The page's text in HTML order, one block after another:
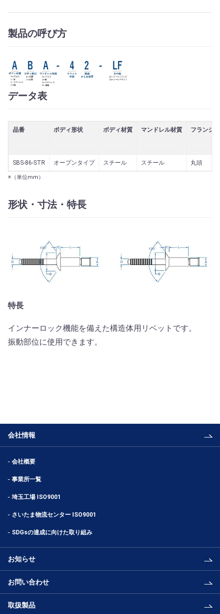
製品の呼び方
データ表
品番 ボディ形状 ボディ材質 マンドレル材質 フランジ
SBS-86-STR オープンタイプ スチール スチール 丸頭
※（単位mm）
形状・寸法・特長
特長
インナーロック機能を備えた構造体用リベットです。
振動部位に使用できます。
会社情報
会社概要
事業所一覧
埼玉工場 ISO9001
さいたま物流センター ISO9001
SDGsの達成に向けた取り組み
お知らせ
お問い合わせ
取扱製品